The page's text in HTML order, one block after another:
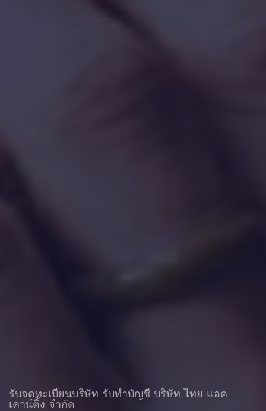
รับจดทะเบียนบริษัท รับทําบัญชี บริษัท ไทย แอค
เคาน์ติ้ง จำกัด